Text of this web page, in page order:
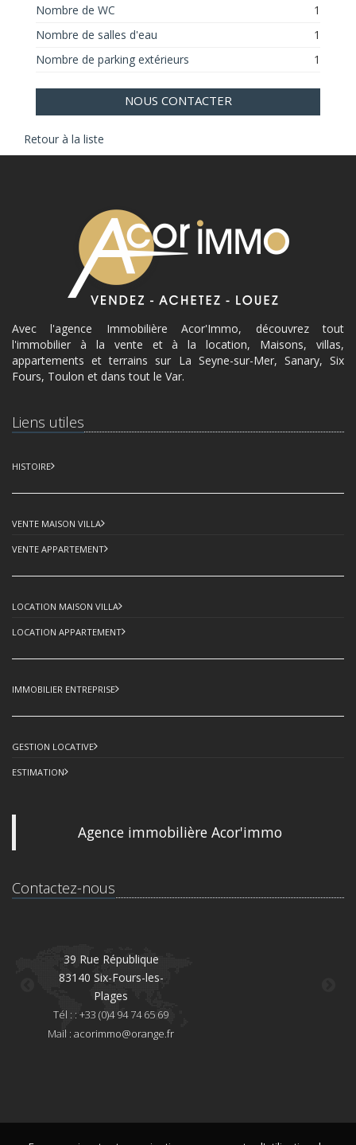
Nombre de WC
1
Nombre de salles d'eau
1
Nombre de parking extérieurs
1
NOUS CONTACTER
Retour à la liste
Avec l'agence Immobilière Acor'Immo, découvrez tout
l'immobilier à la vente et à la location, Maisons, villas,
appartements et terrains sur La Seyne-sur-Mer, Sanary, Six
Fours, Toulon et dans tout le Var.
Liens utiles
HISTOIRE
VENTE MAISON VILLA
VENTE APPARTEMENT
LOCATION MAISON VILLA
LOCATION APPARTEMENT
IMMOBILIER ENTREPRISE
GESTION LOCATIVE
ESTIMATION
Agence immobilière Acor'immo
Contactez-nous
39 Rue République
83140 Six-Fours-les-
Plages
Tél : : +33 (0)4 94 74 65 69
Mail : acorimmo@orange.fr